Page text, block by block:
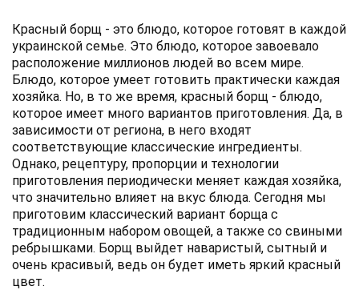
Красный борщ - это блюдо, которое готовят в каждой
украинской семье. Это блюдо, которое завоевало
расположение миллионов людей во всем мире.
Блюдо, которое умеет готовить практически каждая
хозяйка. Но, в то же время, красный борщ - блюдо,
которое имеет много вариантов приготовления. Да, в
зависимости от региона, в него входят
соответствующие классические ингредиенты.
Однако, рецептуру, пропорции и технологии
приготовления периодически меняет каждая хозяйка,
что значительно влияет на вкус блюда. Сегодня мы
приготовим классический вариант борща с
традиционным набором овощей, а также со свиными
ребрышками. Борщ выйдет наваристый, сытный и
очень красивый, ведь он будет иметь яркий красный
цвет.